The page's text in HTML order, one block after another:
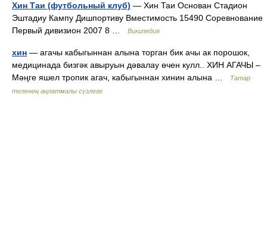
Хин Таи (футбольный клуб) — Хин Таи Основан Стадион
Эштадиу Кампу Дишпортиву Вместимость 15490 Соревнование
Первый дивизион 2007 8 …
Википедия
хин — агачы кабыгыннан алына торган бик ачы ак порошок,
медицинада бизгәк авыруын дәвалау өчен кулл.. ХИН АГАЧЫ –
Мәңге яшел тропик агач, кабыгыннан хинин алына …
Татар
теленең аңлатмалы сүзлеге